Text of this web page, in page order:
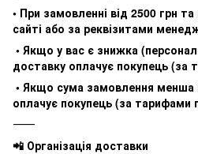
• При замовленні від 2500 грн
сайті або за реквізитами
• Якщо у вас є знижка
доставку оплачує покупець (за
• Якщо сума замовлення менша
оплачує покупець (за тарифами
⸻
📲 Організація доставки